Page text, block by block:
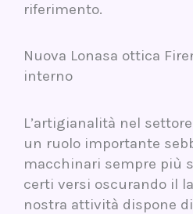
riferimento.
Nuova Lonasa ottica
interno
L’artigianalità nel
un ruolo importante
macchinari sempre più
certi versi oscurando il
nostra attività dispone